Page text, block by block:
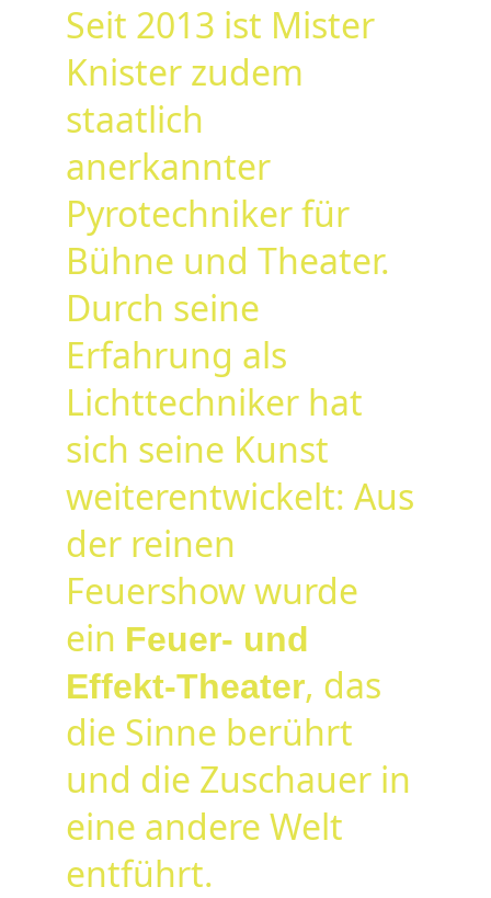
Seit 2013 ist Mister
Knister zudem
staatlich
anerkannter
Pyrotechniker für
Bühne und Theater.
Durch seine
Erfahrung als
Lichttechniker hat
sich seine Kunst
weiterentwickelt: Aus
der reinen
Feuershow wurde
ein Feuer- und
Effekt-Theater, das
die Sinne berührt
und die Zuschauer in
eine andere Welt
entführt.